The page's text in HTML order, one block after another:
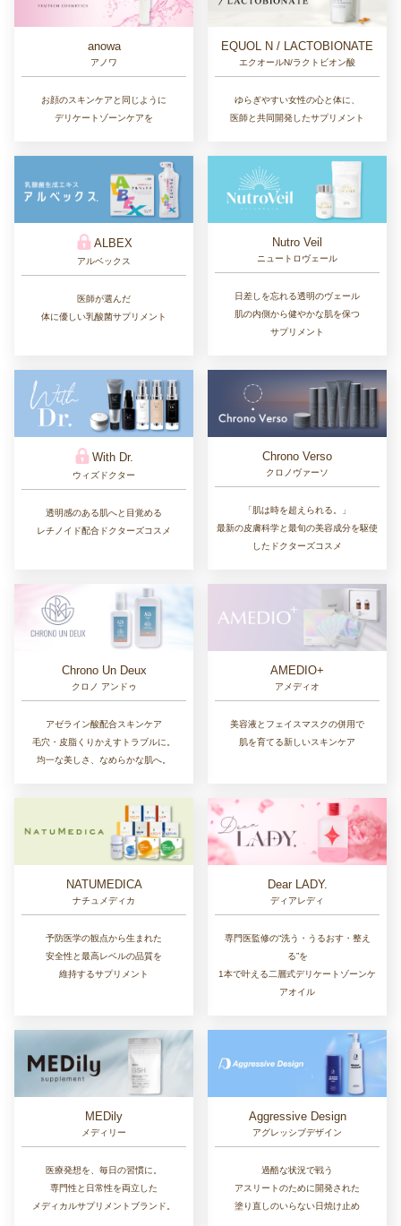
anowa
アノワ
お顔のスキンケアと同じように
デリケートゾーンケアを
EQUOL N / LACTOBIONATE
エクオールN/ラクトビオン酸
ゆらぎやすい女性の心と体に、
医師と共同開発したサプリメント
ALBEX
アルベックス
医師が選んだ
体に優しい乳酸菌サプリメント
Nutro Veil
ニュートロヴェール
日差しを忘れる透明のヴェール
肌の内側から健やかな肌を保つ
サプリメント
With Dr.
ウィズドクター
透明感のある肌へと目覚める
レチノイド配合ドクターズコスメ
Chrono Verso
クロノヴァーソ
「肌は時を超えられる。」
最新の皮膚科学と最旬の美容成分を駆使
したドクターズコスメ
Chrono Un Deux
クロノ アンドゥ
アゼライン酸配合スキンケア
毛穴・皮脂くりかえすトラブルに。
均一な美しさ、なめらかな肌へ。
AMEDIO+
アメディオ
美容液とフェイスマスクの併用で
肌を育てる新しいスキンケア
NATUMEDICA
ナチュメディカ
予防医学の観点から生まれた
安全性と最高レベルの品質を
維持するサプリメント
Dear LADY.
ディアレディ
専門医監修の“洗う・うるおす・整え
る”を
1本で叶える二層式デリケートゾーンケ
アオイル
MEDily
メディリー
医療発想を、毎日の習慣に。
専門性と日常性を両立した
メディカルサプリメントブランド。
Aggressive Design
アグレッシブデザイン
過酷な状況で戦う
アスリートのために開発された
塗り直しのいらない日焼け止め